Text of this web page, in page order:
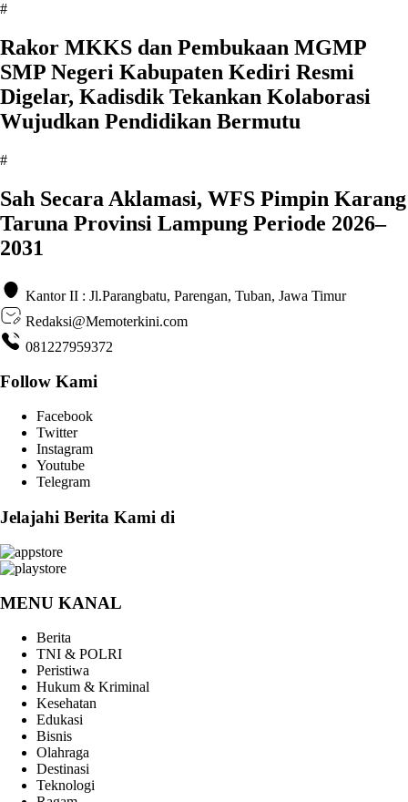
#
Rakor MKKS dan Pembukaan MGMP
SMP Negeri Kabupaten Kediri Resmi
Digelar, Kadisdik Tekankan Kolaborasi
Wujudkan Pendidikan Bermutu
#
Sah Secara Aklamasi, WFS Pimpin Karang
Taruna Provinsi Lampung Periode 2026–
2031
Kantor II : Jl.Parangbatu, Parengan, Tuban, Jawa Timur
Redaksi@Memoterkini.com
081227959372
Follow Kami
Facebook
Twitter
Instagram
Youtube
Telegram
Jelajahi Berita Kami di
MENU KANAL
Berita
TNI & POLRI
Peristiwa
Hukum & Kriminal
Kesehatan
Edukasi
Bisnis
Olahraga
Destinasi
Teknologi